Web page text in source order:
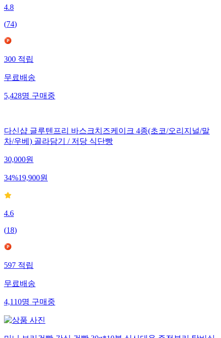
4.8
(74)
300적립
무료배송
5,428명구매중
다신샵 글루텐프리 바스크치즈케이크 4종(초코/오리지널/말
차/우베) 골라담기 / 저당 식단빵
30,000원
34%19,900원
4.6
(18)
597적립
무료배송
4,110명구매중